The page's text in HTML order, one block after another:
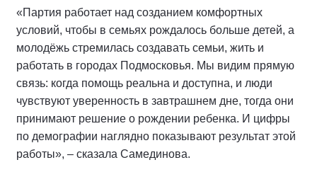
«Партия работает над созданием комфортных
условий, чтобы в семьях рождалось больше детей, а
молодёжь стремилась создавать семьи, жить и
работать в городах Подмосковья. Мы видим прямую
связь: когда помощь реальна и доступна, и люди
чувствуют уверенность в завтрашнем дне, тогда они
принимают решение о рождении ребенка. И цифры
по демографии наглядно показывают результат этой
работы», – сказала Самединова.